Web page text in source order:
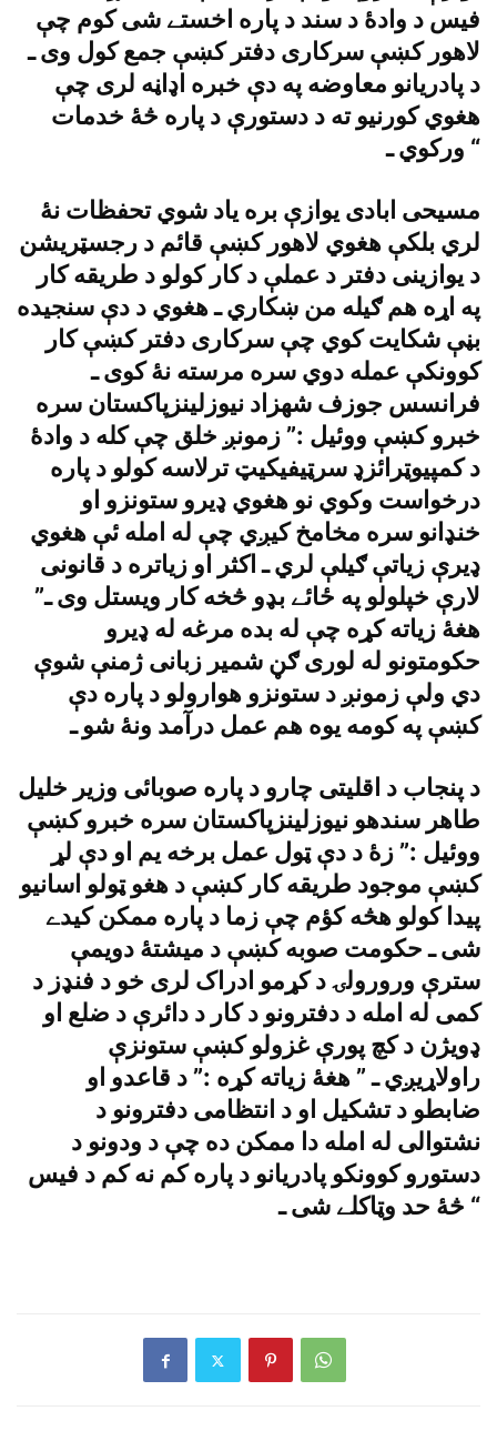
فيس د وادۀ د سند د پاره اخستے شى کوم چې
لاهور کښې سرکارى دفتر کښې جمع کول وى ـ
د پادريانو معاوضه په دې خبره اډاڼه لرى چې
هغوي کورنيو ته د دستورې د پاره څۀ خدمات
ورکوي ـ “
مسيحى ابادى يوازې بره ياد شوي تحفظات نۀ
لري بلکې هغوي لاهور کښې قائم د رجسټريشن
د يوازينى دفتر د عملې د کار کولو د طريقه کار
په اړه هم ګيله من ښکاري ـ هغوي د دې سنجيده
بڼې شکايت کوي چې سرکارى دفتر کښې کار
کوونکې عمله دوي سره مرسته نۀ کوى ـ
فرانسس جوزف شهزاد نيوزلينزپاکستان سره
خبرو کښې ووئيل :” زمونږ خلق چې کله د وادۀ
د کمپيوټرائزډ سرټيفيکيټ ترلاسه کولو د پاره
درخواست وکوي نو هغوي ډيرو ستونزو او
خنډانو سره مخامخ کيږي چې له امله ئې هغوي
ډيرې زياتې ګيلې لري ـ اکثر او زياتره د قانونى
لارې خپلولو په ځائے بډو څخه کار ويستل وى ـ”
هغۀ زياته کړه چې له بده مرغه له ډيرو
حکومتونو له لورى ګڼ شمير زبانى ژمنې شوې
دي ولې زمونږ د ستونزو هوارولو د پاره دې
کښې په کومه يوه هم عمل درآمد ونۀ شو ـ
د پنجاب د اقليتى چارو د پاره صوبائى وزير خليل
طاهر سندهو نيوزلينزپاکستان سره خبرو کښې
ووئيل :” زۀ د دې ټول عمل برخه يم او دې لړ
کښې موجود طريقه کار کښې د هغو ټولو اسانيو
پيدا کولو هڅه کؤم چې زما د پاره ممکن کيدے
شى ـ حکومت صوبه کښې د ميشتۀ دويمې
سترې ورورولۍ د کړمو ادراک لرى خو د فنډز د
کمى له امله د دفترونو د کار د دائرې د ضلع او
ډويژن د کچ پورې غزولو کښې ستونزې
راولاړيږي ـ ” هغۀ زياته کړه :” د قاعدو او
ضابطو د تشکيل او د انتظامى دفترونو د
نشتوالى له امله دا ممکن ده چې د ودونو د
دستورو کوونکو پادريانو د پاره کم نه کم د فيس
څۀ حد وټاکلے شى ـ “